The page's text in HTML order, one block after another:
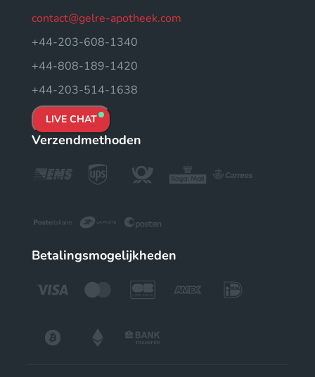
contact@gelre-apotheek.com
+44-203-608-1340
+44-808-189-1420
+44-203-514-1638
LIVE CHAT
Verzendmethoden
Betalingsmogelijkheden